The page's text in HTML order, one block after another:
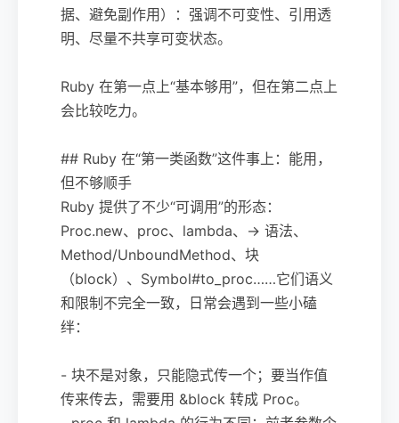
据、避免副作用）：强调不可变性、引用透
明、尽量不共享可变状态。
Ruby 在第一点上“基本够用”，但在第二点上
会比较吃力。
## Ruby 在“第一类函数”这件事上：能用，
但不够顺手
Ruby 提供了不少“可调用”的形态：
Proc.new、proc、lambda、-> 语法、
Method/UnboundMethod、块
（block）、Symbol#to_proc……它们语义
和限制不完全一致，日常会遇到一些小磕
绊：
- 块不是对象，只能隐式传一个；要当作值
传来传去，需要用 &block 转成 Proc。